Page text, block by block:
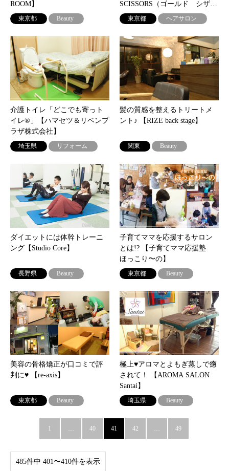
ROOM】
東京都 Beauty
SCISSORS（ゴールド シザ…
東京都 ヘアサロン
介護トイレ「どこでも寄っト
イレ®」【ハマセツ＆リベンプ
ラザ株式会社】
埼玉県 リフォーム
髪の質感を整えるトリートメ
ント♪ 【RIZE back stage】
関東 Beauty
ダイエットには体幹トレーニ
ング【Studio Core】
長野県 Beauty
子育てママを応援するサロン
とは!? 【子育てママ応援塾
ほっこり〜の】
東京都 Beauty
美容の骨格矯正が口コミで評
判に♥ 【re-axis】
東京都 Beauty
極上♥アロマとよもぎ蒸しで癒
されて！ 【AROMA SALON
Santai】
埼玉県 Beauty
1 … 40 41 42 … 49
485件中 401〜410件を表示